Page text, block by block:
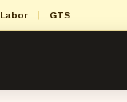
Labor GTS